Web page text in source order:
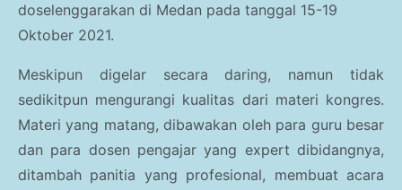
Kesehatan Umum
Gaya Hidup
Haji dan Umroh
Kesehatan Anak
doselenggarakan di Medan pada tanggal 15-19
Oktober 2021.
Meskipun digelar secara daring, namun tidak
sedikitpun mengurangi kualitas dari materi kongres.
Materi yang matang, dibawakan oleh para guru besar
dan para dosen pengajar yang expert dibidangnya,
ditambah panitia yang profesional, membuat acara